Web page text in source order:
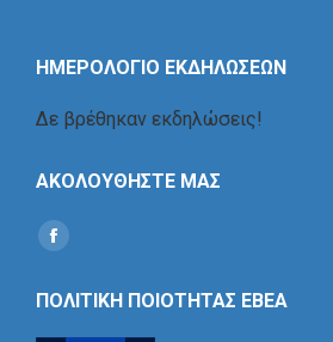
ΗΜΕΡΟΛΟΓΙΟ ΕΚΔΗΛΩΣΕΩΝ
Δε βρέθηκαν εκδηλώσεις!
ΑΚΟΛΟΥΘΗΣΤΕ ΜΑΣ
Find us on:
Social
ΠΟΛΙΤΙΚΗ ΠΟΙΟΤΗΤΑΣ ΕΒΕΑ